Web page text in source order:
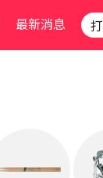
最新消息